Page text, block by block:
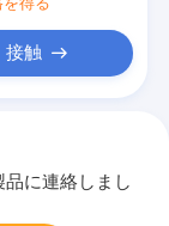
接触
に連絡しまし